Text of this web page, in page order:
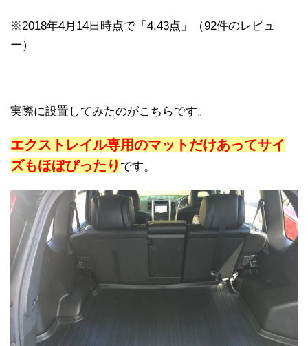
※2018年4月14日時点で「4.43点」（92件のレビュ
ー）
実際に設置してみたのがこちらです。
エクストレイル専用のマットだけあってサイ
ズもほぼぴったり です。